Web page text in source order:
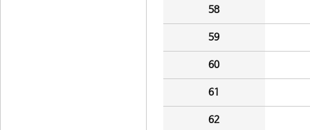
58
59
60
61
62